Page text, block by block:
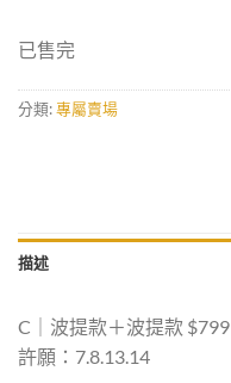
已售完
分類:專屬賣場
描述
C｜波提款＋波提款 $799
許願：7.8.13.14